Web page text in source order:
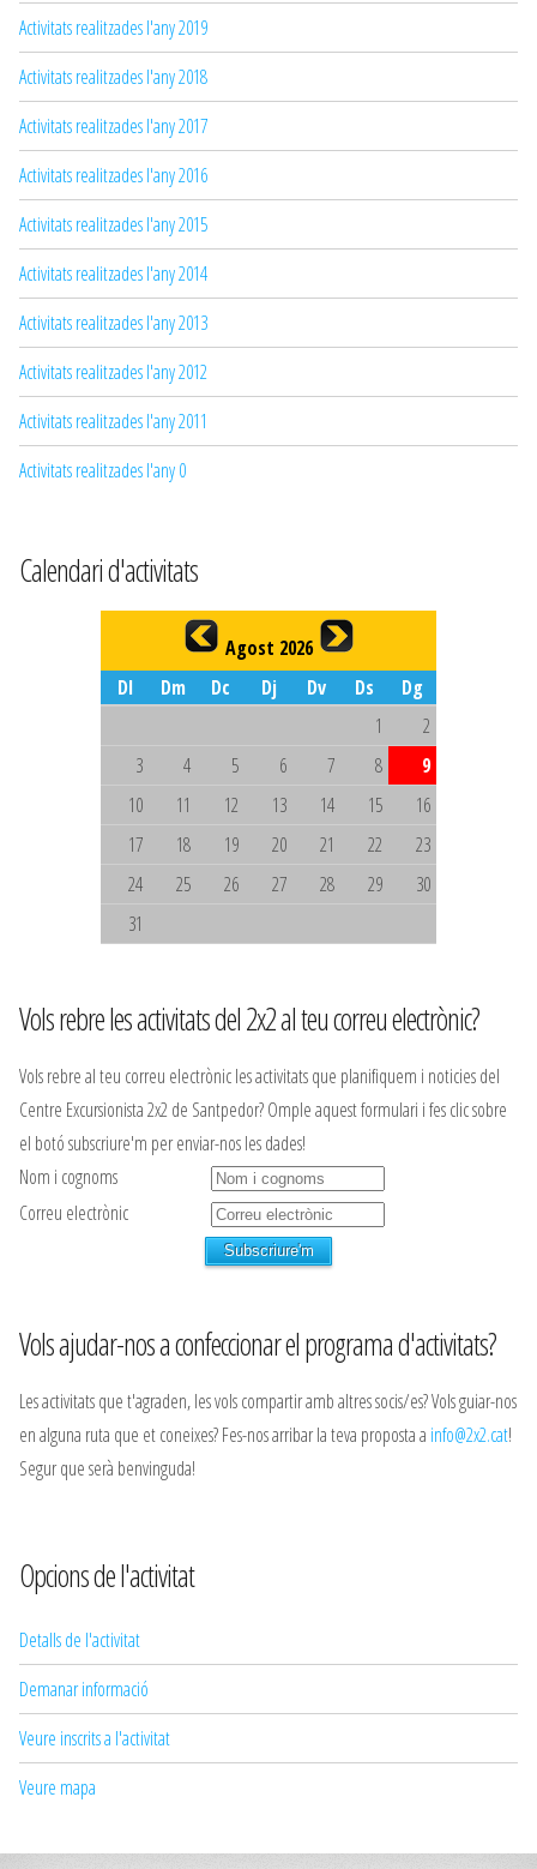
Activitats realitzades l'any 2019
Activitats realitzades l'any 2018
Activitats realitzades l'any 2017
Activitats realitzades l'any 2016
Activitats realitzades l'any 2015
Activitats realitzades l'any 2014
Activitats realitzades l'any 2013
Activitats realitzades l'any 2012
Activitats realitzades l'any 2011
Activitats realitzades l'any 0
Calendari d'activitats
Agost 2026
Dl
Dm Dc Dj Dv Ds
Dg
1
2
3
4 5 6 7 8
9
10
11 12 13 14 15
16
17
18 19 20 21 22
23
24
25 26 27 28 29
30
31
Vols rebre les activitats del 2x2 al teu correu electrònic?
Vols rebre al teu correu electrònic les activitats que planifiquem i noticies del
Centre Excursionista 2x2 de Santpedor? Omple aquest formulari i fes clic sobre
el botó subscriure'm per enviar-nos les dades!
Nom i cognoms
Correu electrònic
Vols ajudar-nos a confeccionar el programa d'activitats?
Les activitats que t'agraden, les vols compartir amb altres socis/es? Vols guiar-nos
en alguna ruta que et coneixes? Fes-nos arribar la teva proposta a info@2x2.cat!
Segur que serà benvinguda!
Opcions de l'activitat
Detalls de l'activitat
Demanar informació
Veure inscrits a l'activitat
Veure mapa